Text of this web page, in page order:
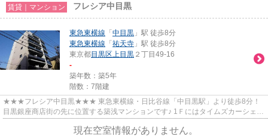
賃貸｜マンション フレシア中目黒
東急東横線 「 中目黒 」駅 徒歩8分
東急東横線 「 祐天寺 」駅 徒歩8分
東京都目黒区上目黒 ２丁目49-16
-
築年数：築5年
階数：7階建
★★★フレシア中目黒★★★ 東急東横線・日比谷線「中目黒駅」より徒歩8分！
目黒銀座商店街の先に位置する築浅マンションです♪ 1Ｆにはタイムズカーシェア
現在空室情報がありません。